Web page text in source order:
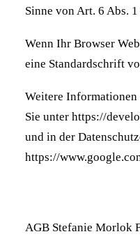
Sinne von Art. 6 Abs.
Wenn Ihr Browser
eine Standardschrift
Weitere
Sie unter https://
und in der
https://
AGB Stefanie Morlok